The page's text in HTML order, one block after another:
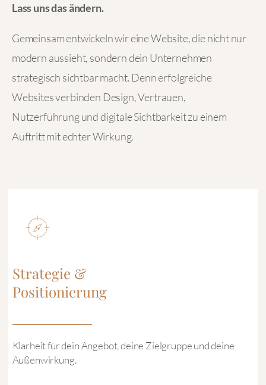
Lass uns das ändern.
Gemeinsam entwickeln wir eine Website, die nicht nur
modern aussieht, sondern dein Unternehmen
strategisch sichtbar macht. Denn erfolgreiche
Websites verbinden Design, Vertrauen,
Nutzerführung und digitale Sichtbarkeit zu einem
Auftritt mit echter Wirkung.
Strategie &
Positionierung
Klarheit für dein Angebot, deine Zielgruppe und deine
Außenwirkung.